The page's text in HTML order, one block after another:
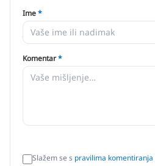
Ime*
Komentar*
Slažem se s pravilima komentiranja